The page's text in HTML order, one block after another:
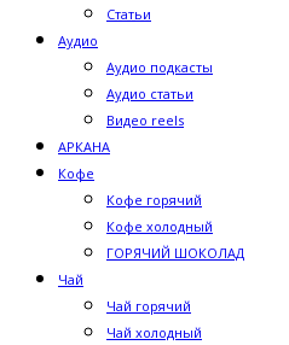
Статьи
Аудио
Аудио подкасты
Аудио статьи
Видео reels
АРКАНА
Кофе
Кофе горячий
Кофе холодный
ГОРЯЧИЙ ШОКОЛАД
Чай
Чай горячий
Чай холодный